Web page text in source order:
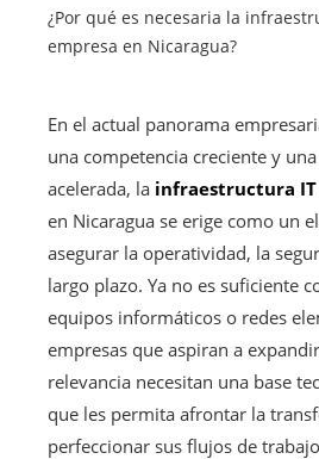
¿Por qué es necesaria la
empresa en Nicaragua?
En el actual panorama
una competencia creciente y
acelerada, la infraestructura IT
en Nicaragua se erige como un
asegurar la operatividad, la
largo plazo. Ya no es suficiente
equipos informáticos o redes
empresas que aspiran a
relevancia necesitan una base
que les permita afrontar la
perfeccionar sus flujos de